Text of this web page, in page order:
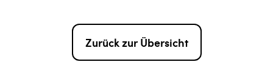
Zurück zur Übersicht